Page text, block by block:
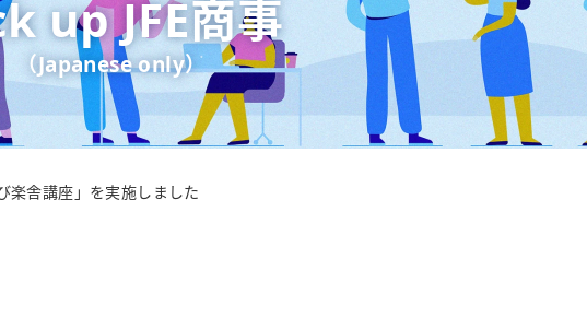
up JFE商事
（Japanese only）
楽舎講座」を実施しました